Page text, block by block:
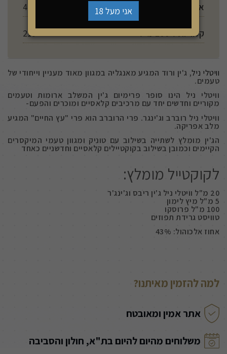
אלכוהול 43%
קלוריות ל 100 מ"ל 210
וויטלי ניל, ג'ין ורוד המגיע מאנגליה במגוון מאוד מעניין וייחודי של
טעמים.
וויטלי ניל הינו סופר פרימיום ג'ין המשלב ארומות וטעמים
מקוריים וחדשים יחד עם מרכיבים קלאסיים ומוכרים והפעם-
וויטלי ניל רוברב וג'ינגר. פרי הרוברב הוא פרי "עץ החיים" המגיע
מלב אפריקה.
הג'ין מומלץ לשתייה בשילוב עם טוניק ומגוון טעמי המיקסרים
הקיימים וכמובן בשילוב בקוקטיילים קלאסיים וחדשניים כאחד
לקוקטייל מומלץ:
20 מ"ל וויטלי ניל ג'ין ריבס וג'ינג'ר
5 מ"ל מיץ לימון
100 מ"ל פרוסקו
טוויסט גרידת תפוזים
אחוז אלכוהול: 43%
למה להזמין מאיתנו?
אתר אמין ומאובטח
משלוחים מהיום להיום בת"א, חולון והסביבה
אני מעל 18